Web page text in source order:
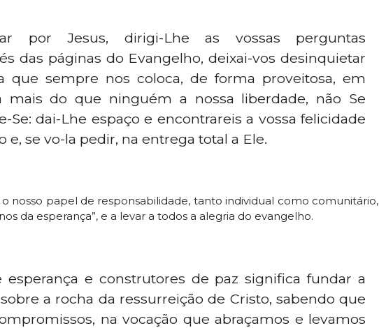
por Jesus, dirigi-Lhe as vossas perguntas
das páginas do Evangelho, deixai-vos desinquietar
que sempre nos coloca, de forma proveitosa, em
mais do que ninguém a nossa liberdade, não Se
Se: dai-Lhe espaço e encontrareis a vossa felicidade
e, se vo-la pedir, na entrega total a Ele.
nosso papel de responsabilidade, tanto individual como comunitário,
da esperança”, e a levar a todos a alegria do evangelho.
esperança e construtores de paz significa fundar a
a rocha da ressurreição de Cristo, sabendo que
na vocação que abraçamos e levamos